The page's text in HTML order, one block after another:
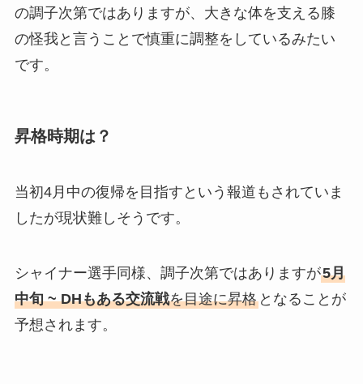
の調子次第ではありますが、大きな体を支える膝
の怪我と言うことで慎重に調整をしているみたい
です。
昇格時期は？
当初4月中の復帰を目指すという報道もされていま
したが現状難しそうです。
シャイナー選手同様、調子次第ではありますが5月
中旬 ~ DHもある交流戦を目途に昇格となることが
予想されます。